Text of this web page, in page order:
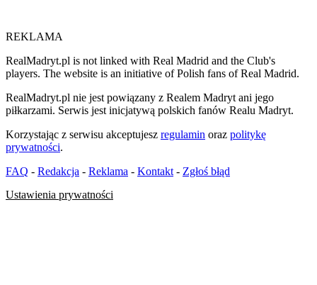
REKLAMA
RealMadryt.pl is not linked with Real Madrid and the Club's
players. The website is an initiative of Polish fans of Real Madrid.
RealMadryt.pl nie jest powiązany z Realem Madryt ani jego
piłkarzami. Serwis jest inicjatywą polskich fanów Realu Madryt.
Korzystając z serwisu akceptujesz regulamin oraz politykę
prywatności.
FAQ - Redakcja - Reklama - Kontakt - Zgłoś błąd
Ustawienia prywatności